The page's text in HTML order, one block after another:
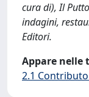
cura di), Il
indagini,
Editori.
Appare nelle
2.1